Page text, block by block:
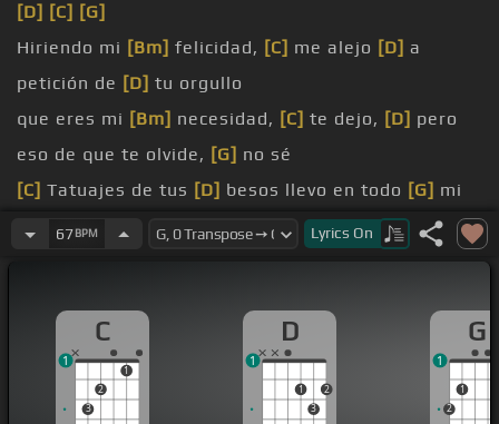
[D] [C] [G]
Hiriendo mi [Bm] felicidad, [C] me alejo [D] a
petición de [D] tu orgullo
que eres mi [Bm] necesidad, [C] te dejo, [D] pero
eso de que te olvide, [G] no sé
[C] Tatuajes de tus [D] besos llevo en todo [G] mi
cuerpo
tiempo, el tiempo que te
adiento
mí
67BPM Lyrics On
C
3
2
1
1
D
1
3
2
1
G
2
1
1